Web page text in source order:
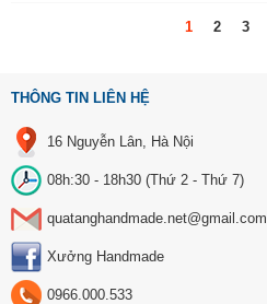
1 2 3
THÔNG TIN LIÊN HỆ
16 Nguyễn Lân, Hà Nội
08h:30 - 18h30 (Thứ 2 - Thứ 7)
quatanghandmade.net@gmail.com
Xưởng Handmade
0966.000.533